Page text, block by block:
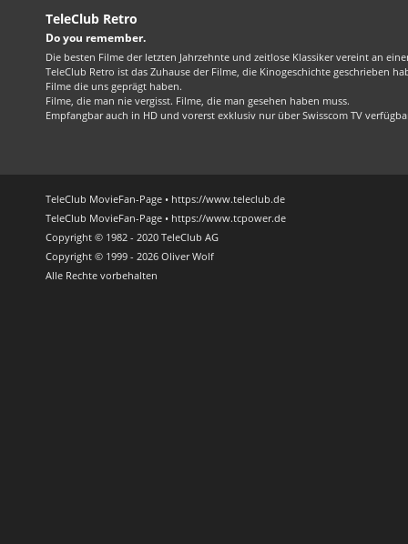
TeleClub Retro
Do you remember.
Die besten Filme der letzten Jahrzehnte und zeitlose Klassiker vereint an
TeleClub Retro ist das Zuhause der Filme, die Kinogeschichte geschrieben
Filme die uns geprägt haben.
Filme, die man nie vergisst. Filme, die man gesehen haben muss.
Empfangbar auch in HD und vorerst exklusiv nur über Swisscom TV
TeleClub MovieFan-Page • https://www.teleclub.de
TeleClub MovieFan-Page • https://www.tcpower.de
Copyright © 1982 - 2020 TeleClub AG
Copyright © 1999 - 2026 Oliver Wolf
Alle Rechte vorbehalten